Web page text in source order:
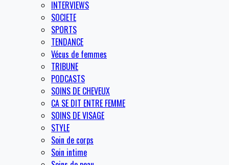
INTERVIEWS
SOCIETE
SPORTS
TENDANCE
Vécus de femmes
TRIBUNE
PODCASTS
SOINS DE CHEVEUX
CA SE DIT ENTRE FEMME
SOINS DE VISAGE
STYLE
Soin de corps
Soin intime